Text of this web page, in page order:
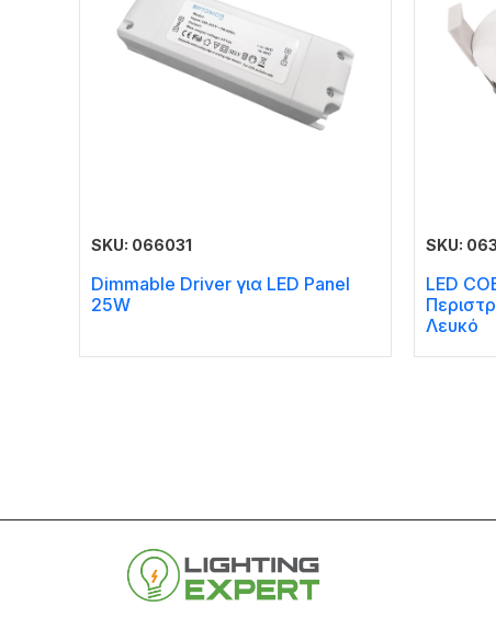
SKU: 066031
Dimmable Driver για LED Panel
25W
SKU:
LED
Λευκό